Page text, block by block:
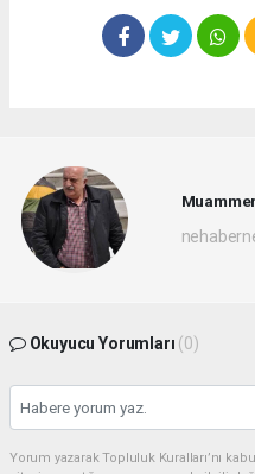
Okuyucu Yorumları (0)
Yorum yazarak Topluluk Kuralları’nı